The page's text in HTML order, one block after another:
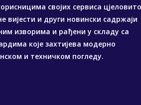
својих сервиса
вијести и други новински садржаји
изворима и рађени у складу са
које захтијева модерно
и техничком погледу.